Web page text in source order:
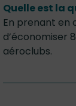
Quelle est la
En prenant en
d’économiser
aéroclubs.